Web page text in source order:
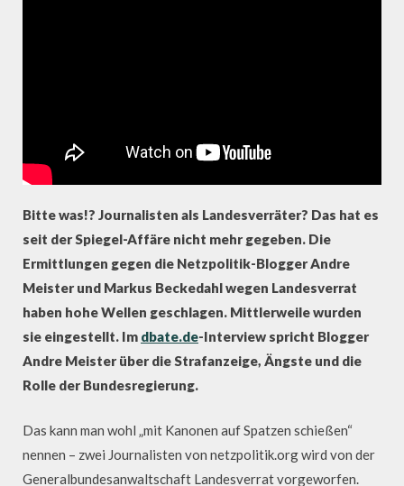
Bitte was!? Journalisten als Landesverräter? Das hat es
seit der Spiegel-Affäre nicht mehr gegeben. Die
Ermittlungen gegen die Netzpolitik-Blogger Andre
Meister und Markus Beckedahl wegen Landesverrat
haben hohe Wellen geschlagen. Mittlerweile wurden
sie eingestellt. Im dbate.de-Interview spricht Blogger
Andre Meister über die Strafanzeige, Ängste und die
Rolle der Bundesregierung.
Das kann man wohl „mit Kanonen auf Spatzen schießen“
nennen – zwei Journalisten von netzpolitik.org wird von der
Generalbundesanwaltschaft Landesverrat vorgeworfen.